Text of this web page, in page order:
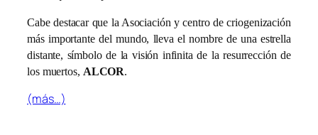
Cabe destacar que la Asociación y centro de criogenización
más importante del mundo, lleva el nombre de una estrella
distante, símbolo de la visión infinita de la resurrección de
los muertos, ALCOR.
(más…)